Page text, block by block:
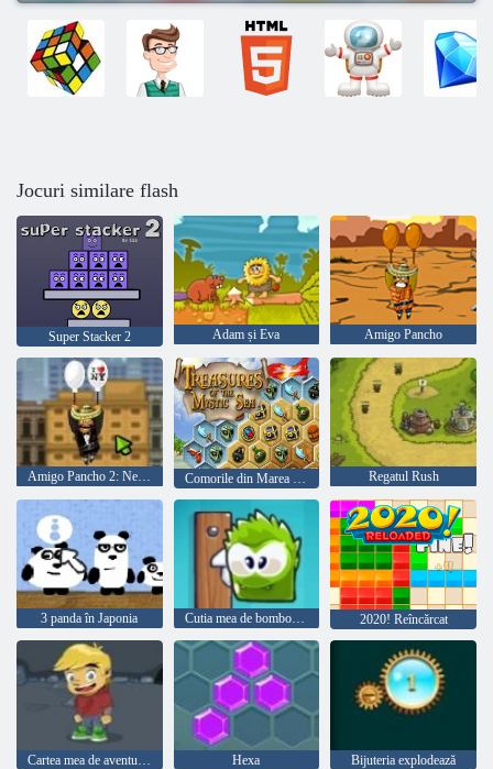
Jocuri similare flash
Super Stacker 2 Adam și Eva Amigo Pancho
Amigo Pancho 2: New York Party Regatul Rush
3 panda în Japonia Cutia mea de bomboane de ciocolată 2020! Reîncărcat
Cartea mea de aventură 2 Hexa Bijuteria explodează